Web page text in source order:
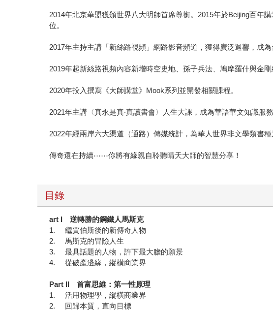
2014年北京華盟獲頒世界八大明師首席尊銜。2015年於Beijing百年
位。
2017年主持主講「新絲路視頻」網路影音頻道，獲得廣泛迴響，成為
2019年起新絲路視頻內容新增時空史地、孫子兵法、鳩摩羅什與金
2020年投入撰寫《大師講堂》Mook系列並開發相關課程。
2021年主講〈真永是真‧真讀書會〉人生大課，成為華語華文知識服
2022年經兩岸六大渠道（通路）傳媒統計，為華人世界非文學類書種
傳奇還在持續⋯⋯你將有緣親自聆聽晴天大師的智慧分享！
目錄
art I 逆轉勝的鋼鐵人馬斯克
1. 繼賈伯斯後的新傳奇人物
2. 馬斯克的冒險人生
3. 最具話題的人物，許下最大膽的願景
4. 從破產邊緣，縱橫商業界
Part II 首富思維：第一性原理
1. 活用物理學，縱橫商業界
2. 回歸本質，直向目標